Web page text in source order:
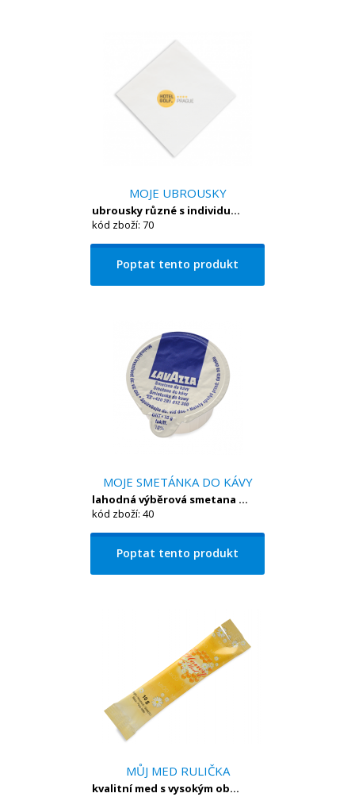
MOJE UBROUSKY
ubrousky různé s individu...
kód zboží: 70
Poptat tento produkt
MOJE SMETÁNKA DO KÁVY
lahodná výběrová smetana ...
kód zboží: 40
Poptat tento produkt
MŮJ MED RULIČKA
kvalitní med s vysokým ob...